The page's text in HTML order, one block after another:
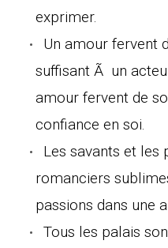
exprimer.
Un amour fervent
suffisant Ã un
amour fervent de
confiance en soi.
Les savants et les
romanciers
passions dans une
Tous les palais